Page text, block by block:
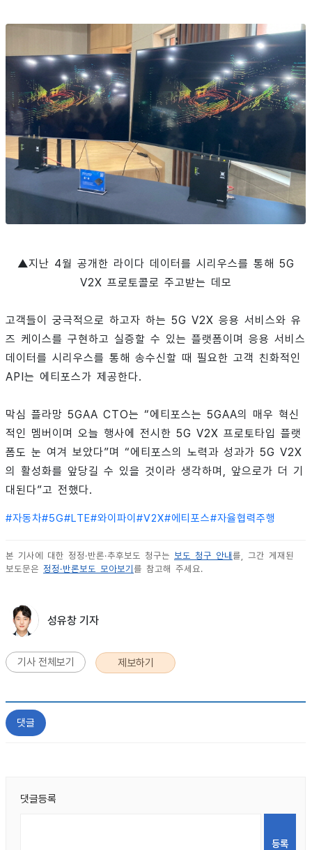
▲지난 4월 공개한 라이다 데이터를 시리우스를 통해 5G
V2X 프로토콜로 주고받는 데모
고객들이 궁극적으로 하고자 하는 5G V2X 응용 서비스와 유
즈 케이스를 구현하고 실증할 수 있는 플랫폼이며 응용 서비스
데이터를 시리우스를 통해 송수신할 때 필요한 고객 친화적인
API는 에티포스가 제공한다.
막심 플라망 5GAA CTO는 “에티포스는 5GAA의 매우 혁신
적인 멤버이며 오늘 행사에 전시한 5G V2X 프로토타입 플랫
폼도 눈 여겨 보았다”며 “에티포스의 노력과 성과가 5G V2X
의 활성화를 앞당길 수 있을 것이라 생각하며, 앞으로가 더 기
대된다”고 전했다.
#자동차#5G#LTE#와이파이 #V2X#에티포스#자율협력주행
본 기사에 대한 정정·반론·추후보도 청구는 보도 청구 안내 를, 그간 게재된
보도문은 정정·반론보도 모아보기 를 참고해 주세요.
성유창 기자
기사 전체보기 제보하기
댓글
댓글등록